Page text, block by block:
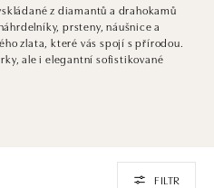
z diamantů a drahokamů
prsteny, náušnice a
zlata, které vás spojí s přírodou.
ale i elegantní sofistikované
FILTR